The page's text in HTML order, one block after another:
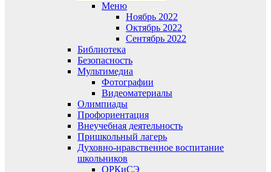
Меню
Ноябрь 2022
Октябрь 2022
Сентябрь 2022
Библиотека
Безопасность
Мультимедиа
Фотографии
Видеоматериалы
Олимпиады
Профориентация
Внеучебная деятельность
Пришкольный лагерь
Духовно-нравственное воспитание
школьников
ОРКиСЭ